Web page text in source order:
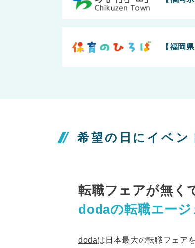
【福岡
希望の日にイベ
転職フェアが無く
dodaの転職エー
dodaは日本最大の転職フェア